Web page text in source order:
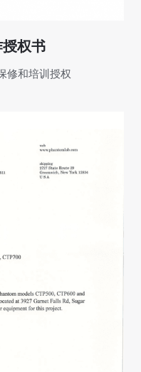
权书
修和培训授权